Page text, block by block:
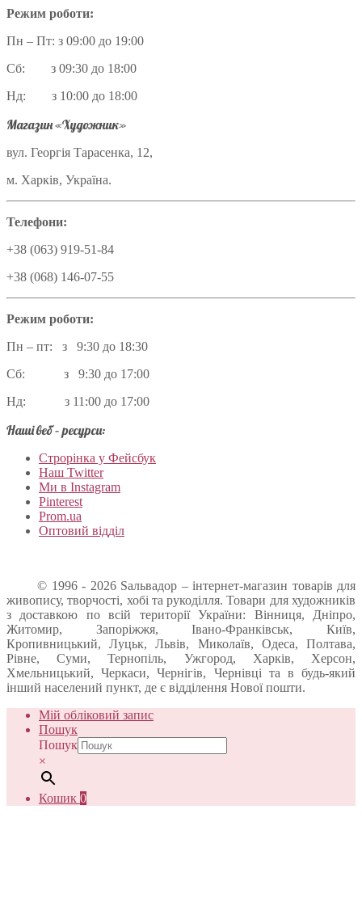
Режим роботи:
Пн – Пт: з 09:00 до 19:00
Сб: з 09:30 до 18:00
Нд: з 10:00 до 18:00
Магазин «Художник»
вул. Георгія Тарасенка, 12,
м. Харків, Україна.
Телефони:
+38 (063) 919-51-84
+38 (068) 146-07-55
Режим роботи:
Пн – пт: з 9:30 до 18:30
Сб: з 9:30 до 17:00
Нд: з 11:00 до 17:00
Наші веб – ресурси:
Строрінка у Фейсбук
Наш Twitter
Ми в Instagram
Pinterest
Prom.ua
Оптовий відділ
© 1996 - 2026 Sальвадор – інтернет-магазин товарів для
живопису, творчості, хобі та рукоділля. Товари для художників
з доставкою по всій території України: Вінниця, Дніпро,
Житомир, Запоріжжя, Івано-Франківськ, Київ,
Кропивницький, Луцьк, Львів, Миколаїв, Одеса, Полтава,
Рівне, Суми, Тернопіль, Ужгород, Харків, Херсон,
Хмельницький, Черкаси, Чернігів, Чернівці та в будь-який
інший населений пункт, де є відділення Нової пошти.
Мій обліковий запис
Пошук
Пошук
×
Кошик 0